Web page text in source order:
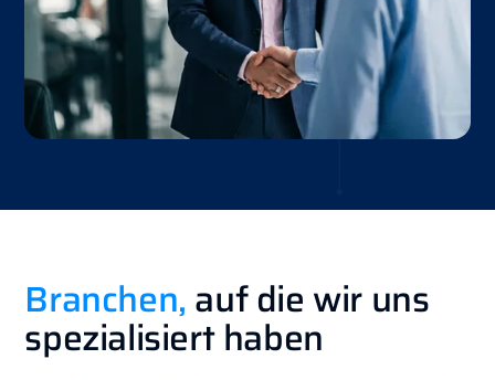
treue
Branchen, auf die wir uns
spezialisiert haben